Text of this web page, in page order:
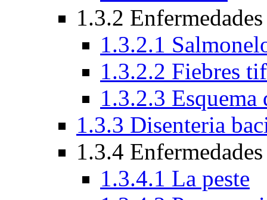
1.3.2
1.3.2.1
1.3.2.2 Fiebres
1.3.2.3 Esquema
1.3.3 Disenteria
1.3.4
1.3.4.1 La peste